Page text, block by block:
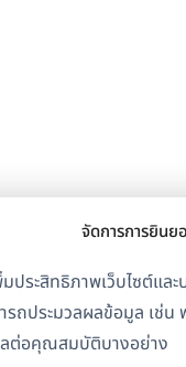
จัดการการยิน
มประสิทธิภาพเว็บไซต์แล
รถประมวลผลข้อมูล เช่น
ต่อคุณสมบัติบางอย่าง
เกี่
GDPR และนโยบายควา